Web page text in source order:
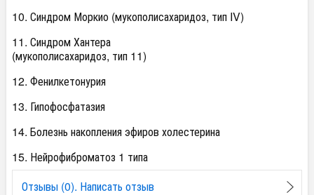
10. Синдром Моркио (мукополисахаридоз, тип IV)
11. Синдром Хантера
(мукополисахаридоз, тип 11)
12. Фенилкетонурия
13. Гипофосфатазия
14. Болезнь накопления эфиров холестерина
15. Нейрофиброматоз 1 типа
Отзывы (0). Написать отзыв